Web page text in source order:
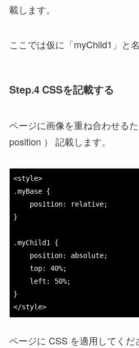
載します。
ここでは仮に「myChild1」と
Step.4 CSSを記載する
ページに画像を重ね合わせる
position ） 記載します。
<style>
.myBase {
position: relative;
}
.myChild1 {
position: absolute;
top: 40%;
left: 50%;
}
</style>
ページに CSS を適用してくだ